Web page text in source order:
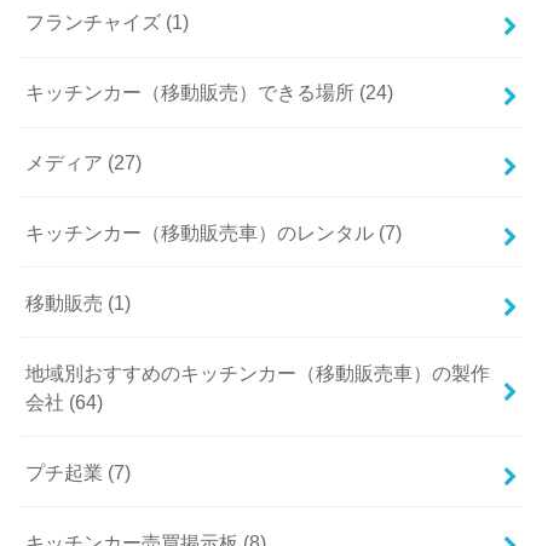
フランチャイズ (1)
キッチンカー（移動販売）できる場所 (24)
メディア (27)
キッチンカー（移動販売車）のレンタル (7)
移動販売 (1)
地域別おすすめのキッチンカー（移動販売車）の製作
会社 (64)
プチ起業 (7)